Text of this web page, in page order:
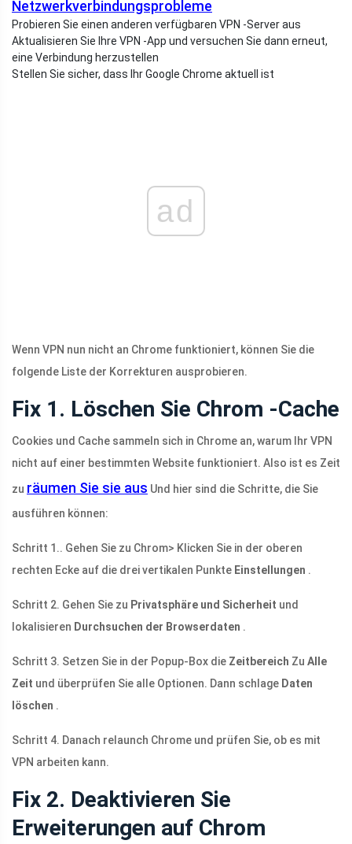
Netzwerkverbindungsprobleme
Probieren Sie einen anderen verfügbaren VPN -Server aus
Aktualisieren Sie Ihre VPN -App und versuchen Sie dann erneut,
eine Verbindung herzustellen
Stellen Sie sicher, dass Ihr Google Chrome aktuell ist
ad
Wenn VPN nun nicht an Chrome funktioniert, können Sie die
folgende Liste der Korrekturen ausprobieren.
Fix 1. Löschen Sie Chrom -Cache
Cookies und Cache sammeln sich in Chrome an, warum Ihr VPN
nicht auf einer bestimmten Website funktioniert. Also ist es Zeit
zu räumen Sie sie aus Und hier sind die Schritte, die Sie
ausführen können:
Schritt 1.. Gehen Sie zu Chrom> Klicken Sie in der oberen
rechten Ecke auf die drei vertikalen Punkte Einstellungen .
Schritt 2. Gehen Sie zu Privatsphäre und Sicherheit und
lokalisieren Durchsuchen der Browserdaten .
Schritt 3. Setzen Sie in der Popup-Box die Zeitbereich Zu Alle
Zeit und überprüfen Sie alle Optionen. Dann schlage Daten
löschen .
Schritt 4. Danach relaunch Chrome und prüfen Sie, ob es mit
VPN arbeiten kann.
Fix 2. Deaktivieren Sie
Erweiterungen auf Chrom